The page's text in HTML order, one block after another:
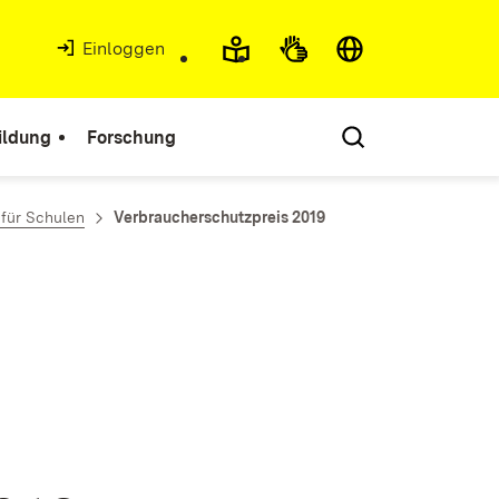
Einloggen
Forschung
Schulen Verbraucherschutzpreis 2019